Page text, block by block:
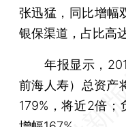
张迅猛，同比增幅
银保渠道，占比高
年报显示，
前海人寿）总资产
179%，将近2倍；